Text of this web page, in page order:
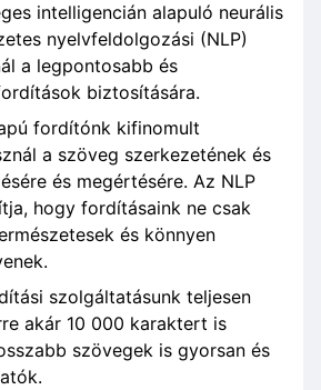
intelligencián alapuló neurális
nyelvfeldolgozási (NLP)
a legpontosabb és
biztosítására.
fordítónk kifinomult
a szöveg szerkezetének és
és megértésére. Az NLP
hogy fordításaink ne csak
és könnyen
szolgáltatásunk teljesen
akár 10 000 karaktert is
szövegek is gyorsan és